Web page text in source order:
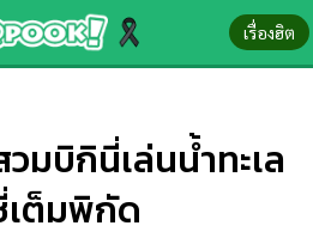
เรื่องฮิต
บิกินี่เล่นน้ำทะเล
เต็มพิกัด